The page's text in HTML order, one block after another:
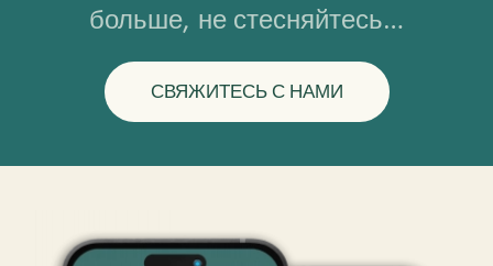
больше, не стесняйтесь…
СВЯЖИТЕСЬ С НАМИ